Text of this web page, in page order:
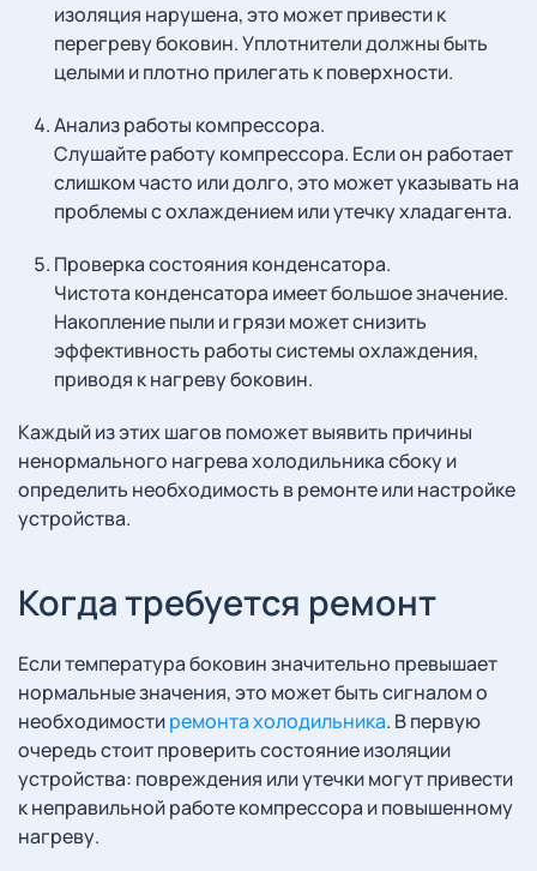
изоляция нарушена, это может привести к
перегреву боковин. Уплотнители должны быть
целыми и плотно прилегать к поверхности.
Анализ работы компрессора.
Слушайте работу компрессора. Если он работает
слишком часто или долго, это может указывать на
проблемы с охлаждением или утечку хладагента.
Проверка состояния конденсатора.
Чистота конденсатора имеет большое значение.
Накопление пыли и грязи может снизить
эффективность работы системы охлаждения,
приводя к нагреву боковин.
Каждый из этих шагов поможет выявить причины
ненормального нагрева холодильника сбоку и
определить необходимость в ремонте или настройке
устройства.
Когда требуется ремонт
Если температура боковин значительно превышает
нормальные значения, это может быть сигналом о
необходимостиремонта холодильника. В первую
очередь стоит проверить состояние изоляции
устройства: повреждения или утечки могут привести
к неправильной работе компрессора и повышенному
нагреву.